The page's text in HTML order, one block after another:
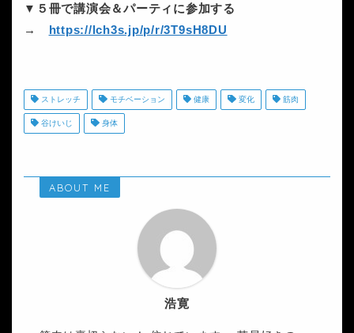
▼５冊で講演会＆パーティに参加する
→ https://lch3s.jp/p/r/3T9sH8DU
ストレッチ モチベーション 健康 変化 筋肉
谷けいじ 身体
ABOUT ME
浩寛